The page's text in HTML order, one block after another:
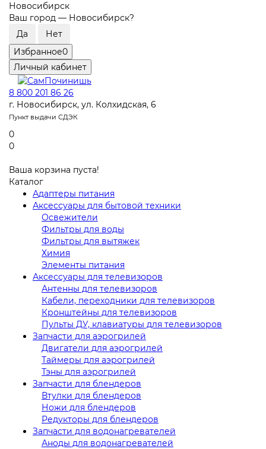
Новосибирск
Ваш город — Новосибирск?
Избранное0
Личный кабинет
8 800 201 86 26
г. Новосибирск, ул. Колхидская, 6
Пункт выдачи СДЭК
0
0
Ваша корзина пуста!
Каталог
Адаптеры питания
Аксессуары для бытовой техники
Освежители
Фильтры для воды
Фильтры для вытяжек
Химия
Элементы питания
Аксессуары для телевизоров
Антенны для телевизоров
Кабели, переходники для телевизоров
Кронштейны для телевизоров
Пульты ДУ, клавиатуры для телевизоров
Запчасти для аэрогрилей
Двигатели для аэрогрилей
Таймеры для аэрогрилей
Тэны для аэрогрилей
Запчасти для блендеров
Втулки для блендеров
Ножи для блендеров
Редукторы для блендеров
Запчасти для водонагревателей
Аноды для водонагревателей